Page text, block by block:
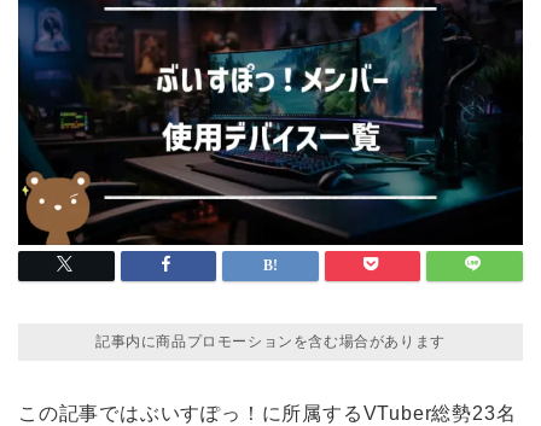
記事内に商品プロモーションを含む場合があります
この記事ではぶいすぽっ！に所属するVTuber総勢23名